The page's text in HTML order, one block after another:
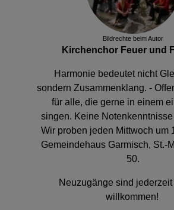
Bildrechte beim Autor
Kirchenchor Feuer und
Harmonie bedeutet nicht
sondern Zusammenklang. -
für alle, die gerne in einem
singen. Keine
Wir proben jeden Mittwoch um
Gemeindehaus Garmisch, St.-
50.
Neuzugänge sind
willkommen!